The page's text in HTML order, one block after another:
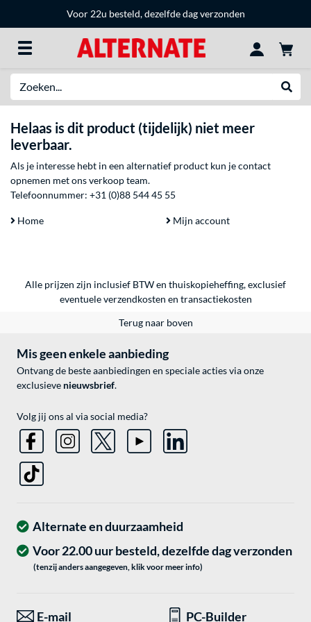
Voor 22u besteld, dezelfde dag verzonden
Helaas is dit product (tijdelijk) niet meer
leverbaar.
Als je interesse hebt in een alternatief product kun je contact
opnemen met ons verkoop team.
Telefoonnummer: +31 (0)88 544 45 55
Home Mijn account
Alle prijzen zijn inclusief BTW en thuiskopieheffing, exclusief
eventueleverzendkosten en transactiekosten
Terug naar boven
Mis geen enkele aanbieding
Ontvang de beste aanbiedingen en speciale acties via onze
exclusieve nieuwsbrief.
Volg jij ons al via social media?
Alternate en duurzaamheid
Voor 22.00 uur besteld, dezelfde dag verzonden
(tenzij anders aangegeven, klik voor meer info)
E-mail PC-Builder